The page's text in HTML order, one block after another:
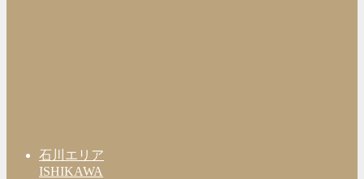
石川エリア
ISHIKAWA